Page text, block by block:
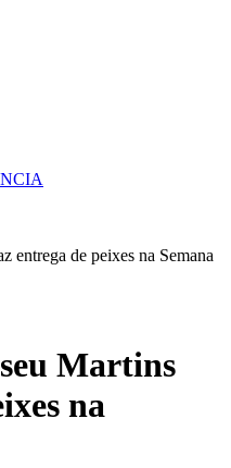
– PI
entrega de peixes na Semana
Martins
na